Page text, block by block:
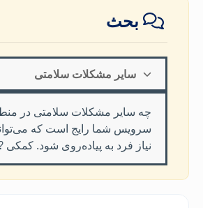
بحث
سایر مشکلات سلامتی
چه سایر مشکلات سلامتی در
سرویس شما رایج است که
نیاز فرد به پیاده‌روی شود. کمکی